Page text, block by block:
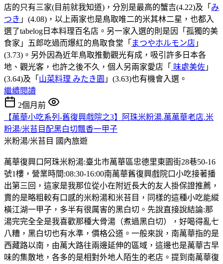
店的只有三家(目前就我知道)，分別是最高的蟹吉(4.22)及「 み
つき 」(4.08)，以上兩家也是鳥取唯二的米其林二星，也都入
選了tabelog日本料理百名店。另一家入選的則是因「孤獨的美
食家」五郎吃過而爆紅的鳥取食堂「 まつやホルモン店 」
(3.73)。另外因為近年鳥取推動觀光有成，吸引許多日本各
地、觀光客，也許之後不久，個人另兩家愛店「 味處美佐 」
(3.64)及「 山菜料理 みたき園 」(3.63)也有機會入選。
繼續閱讀
2個月前
【萬華小吃系列-舊復興戲院之3】阿珠米粉湯.萬萬華老店.米
粉湯/米苔目配黑白切飄香一甲子
米粉湯/米苔目 國內旅遊
萬華復興口阿珠米粉湯:臺北市萬華區忠德里東園街28巷50-16
號1樓，營業時間:08:30-16:00南萬華舊復興戲院口小吃接著播
出第三回，這家是我那位從小在附近長大的友人掛保證推薦，
賣的是略粗較有口感的米粉湯和米苔目，同樣的這種小吃能縱
橫江湖一甲子，多半有很厲害的黑白切。先說直接說結論:那
湯完完全全是我喜歡那種大骨湯（煮過黑白切），好喝得亂七
八糟，黑白切也有水準，價格公道。一般來說，南萬華指的是
西藏路以南，由萬大路往兩邊延伸的區域，這邊也是萬華古早
味的集散地，各多的是相對外地人陌生的老店。提到南萬華復